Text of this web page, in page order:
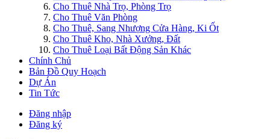
Cho Thuê Nhà Trọ, Phòng Trọ
Cho Thuê Văn Phòng
Cho Thuê, Sang Nhượng Cửa Hàng, Ki Ốt
Cho Thuê Kho, Nhà Xưởng, Đất
Cho Thuê Loại Bất Động Sản Khác
Chính Chủ
Bản Đồ Quy Hoạch
Dự Án
Tin Tức
Đăng nhập
Đăng ký